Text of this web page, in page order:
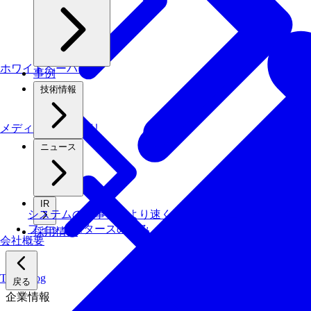
ホワイトペーパー
Tech Blog
メディアライブラリ
事例
技術情報
ニュース
IR
採用情報
戻る
企業情報
会社概要
システムの仕事を、より速く・安く・省エネでこなす技
フィックスターズの​強み